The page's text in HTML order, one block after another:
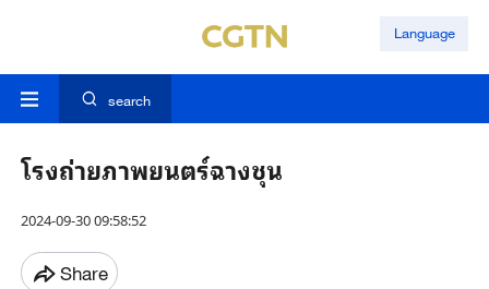
Language
search
โรงถ่ายภาพยนตร์ฉางชุน
2024-09-30 09:58:52
Share